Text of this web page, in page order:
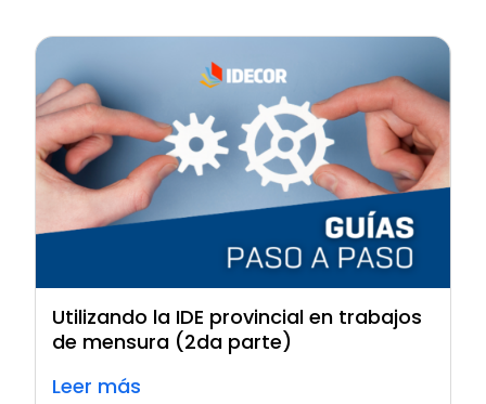
Utilizando la IDE provincial en trabajos
de mensura (2da parte)
Leer más